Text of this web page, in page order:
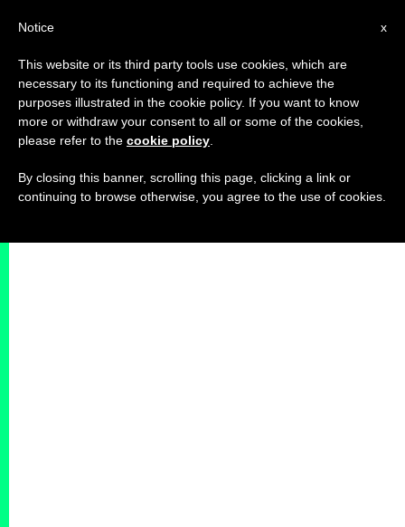
x
Notice
This website or its third party tools use cookies, which are
necessary to its functioning and required to achieve the
purposes illustrated in the cookie policy. If you want to know
more or withdraw your consent to all or some of the cookies,
please refer to the cookie policy
By closing this banner, scrolling this page, clicking a link or
continuing to browse otherwise, you agree to the use of cookies.